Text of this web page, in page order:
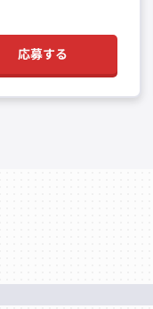
応募する